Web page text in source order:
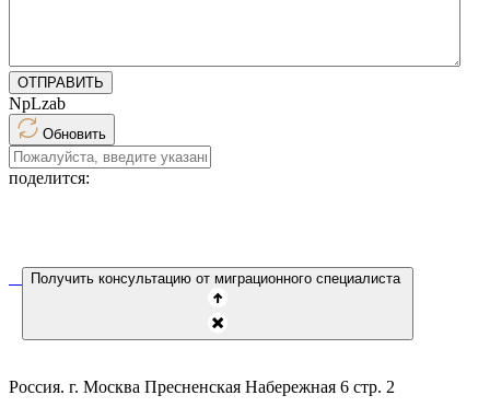
ОТПРАВИТЬ
NpLzab
Обновить
поделится:
Получить консультацию от миграционного специалиста
Россия. г. Москва Пресненская Набережная 6 стр. 2